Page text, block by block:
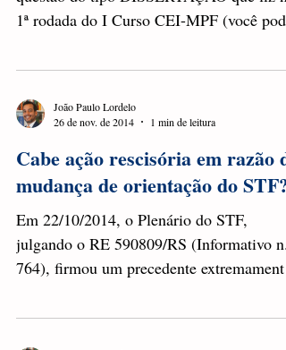
Índios e quilombolas #2
questão do tipo DISSERTAÇÃO que fiz na
1ª rodada do I Curso CEI-MPF (você pode
adquirir todos os...
João Paulo Lordelo
26 de nov. de 2014
1 min de leitura
Cabe ação rescisória em razão de
mudança de orientação do STF?
julgando o RE 590809/RS (Informativo n.